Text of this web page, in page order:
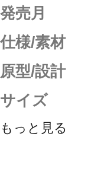
発売月
仕様/素材
原型/設計
サイズ
もっと見る